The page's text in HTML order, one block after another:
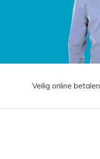
Veilig online betalen